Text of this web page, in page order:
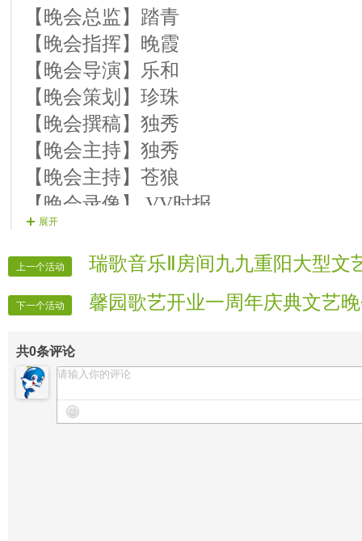
【晚会总监】踏青
【晚会指挥】晚霞
【晚会导演】乐和
【晚会策划】珍珠
【晚会撰稿】独秀
【晚会主持】独秀
【晚会主持】苍狼
【晚会录像】 VV时报
【晚会报道】 VV时报
【晚会广播】 山那边
【晚会片花】 乐和
【晚会片花】 无语
【片花制作】 晚霞
【晚会联络】 快乐每一天
【晚会递麦】 踏青
展开
上一个活动 瑞歌音乐Ⅱ房间九九重阳大型文
下一个活动 馨园歌艺开业一周年庆典文艺
共0条评论